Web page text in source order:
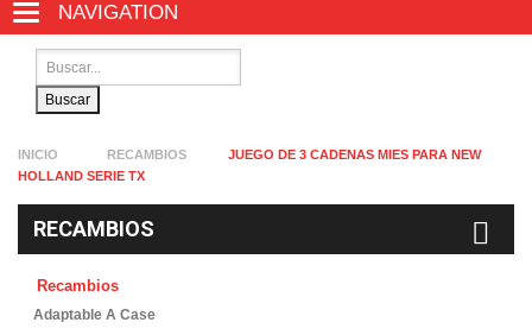
NAVIGATION
NAVIGATION
Buscar
INICIO RECAMBIOS
JUEGO DE 3 CADENAS MIES PARA NEW
HOLLAND SERIE TX
RECAMBIOS
Recambios
Adaptable A Case